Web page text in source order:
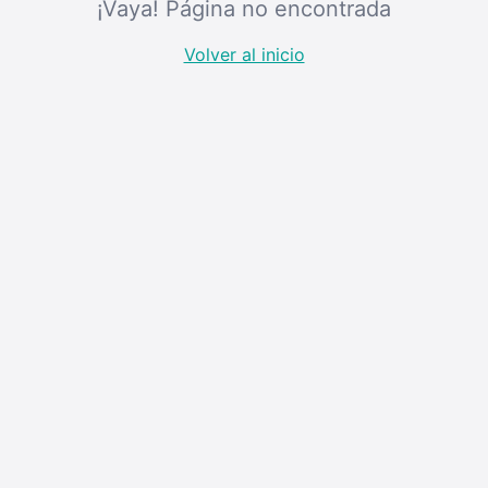
¡Vaya! Página no encontrada
Volver al inicio